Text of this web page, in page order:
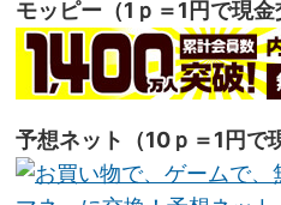
モッピー（1ｐ＝1円で現金
予想ネット（10ｐ＝1円で